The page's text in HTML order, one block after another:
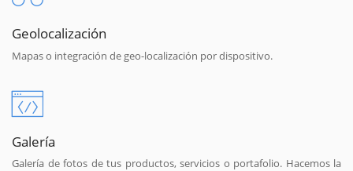
Geolocalización
Mapas o integración de geo-localización por dispositivo.
Galería
Galería de fotos de tus productos, servicios o portafolio. Hacemos la